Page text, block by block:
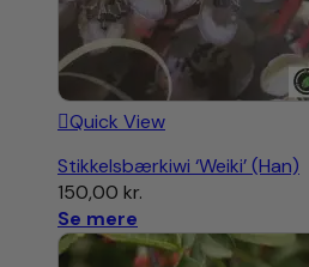
Quick View
Stikkelsbærkiwi ‘Weiki’ (Han)
150,00 kr.
Se mere